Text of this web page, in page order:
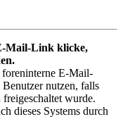
Mail-Link klicke,
E-Mail-
nutzen, falls
wurde.
dieses Systems durch